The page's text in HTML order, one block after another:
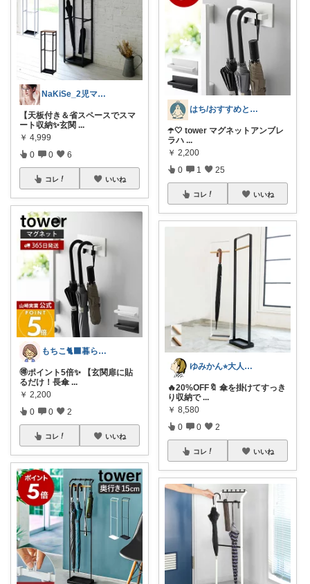
NaKiSe_2児ママ🌸訪問感謝です
【天板付き＆省スペースでスマ
ート収納✨玄関 ...
￥ 4,999
0 0 6
コレ いいね
もちこ🐈‍⬛暮らしのお気に入り🌷
🉐ポイント5倍✨ 【玄関扉に貼
るだけ！長傘 ...
￥ 2,200
0 0 2
コレ いいね
はち/おすすめと買って良かったご紹介⭐️
☂️🤍 tower マグネットアンブレ
ラハ ...
￥ 2,200
0 1 25
コレ いいね
ゆみかん⭐︎大人の暮らし研究室
🔥20%OFF🔖 傘を掛けてすっき
り収納で ...
￥ 8,580
0 0 2
コレ いいね